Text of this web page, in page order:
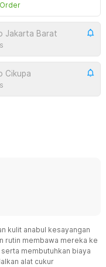
Jakarta Barat
Cikupa
kulit anabul kesayangan
rutin membawa mereka ke
membutuhkan biaya
alat cukur